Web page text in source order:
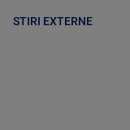
STIRI EXTERNE